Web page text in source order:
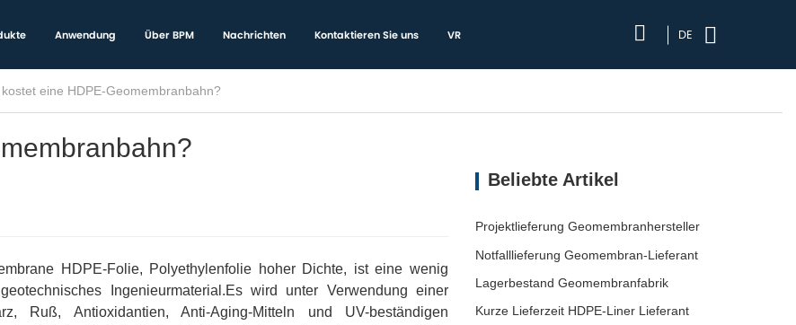
Anwendung Über BPM Nachrichten Kontaktieren Sie uns VR DE
kostet eine HDPE-Geomembranbahn?
HDPE-Folie, Polyethylenfolie hoher Dichte, ist eine wenig
Ingenieurmaterial.Es wird unter Verwendung einer
Ruß, Antioxidantien, Anti-Aging-Mitteln und UV-beständigen
Beliebte Artikel
Projektlieferung Geomembranhersteller
Notfalllieferung Geomembran-Lieferant
Lagerbestand Geomembranfabrik
Kurze Lieferzeit HDPE-Liner Lieferant